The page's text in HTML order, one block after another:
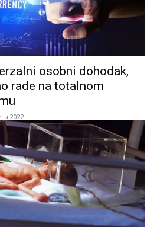
osobni dohodak,
rade na totalnom
2022.